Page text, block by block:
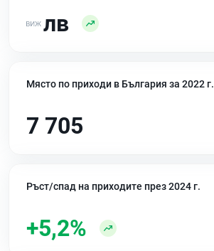
лв
Място по приходи в България за 2022 г.
7 705
Ръст/спад на приходите през 2024 г.
+5,2%